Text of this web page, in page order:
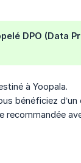
DPO (Data
à Yoopala.
bénéficiez